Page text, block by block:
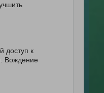
доступ к
Вождение